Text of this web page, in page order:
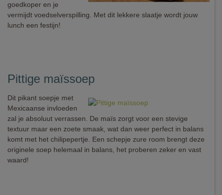
goedkoper en je
vermijdt voedselverspilling. Met dit lekkere slaatje wordt jouw
lunch een festijn!
Pittige maïssoep
Dit pikant soepje met
Mexicaanse invloeden
zal je absoluut verrassen. De maïs zorgt voor een stevige
textuur maar een zoete smaak, wat dan weer perfect in balans
komt met het chilipepertje. Een schepje zure room brengt deze
originele soep helemaal in balans, het proberen zeker en vast
waard!